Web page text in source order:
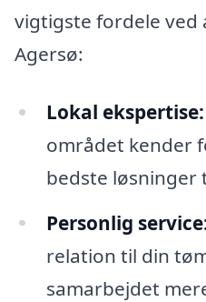
vigtigste fordele
Agersø:
Lokal ekspertise:
området kender
bedste
Personlig
relation til din
samarbejdet